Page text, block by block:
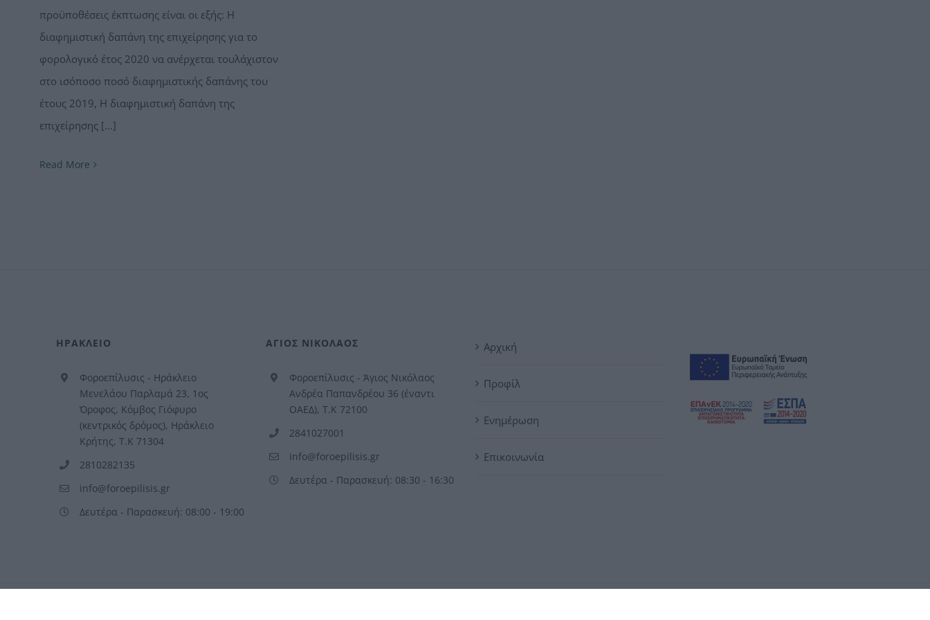
προϋποθέσεις έκπτωσης είναι οι εξής: Η
διαφημιστική δαπάνη της επιχείρησης για το
φορολογικό έτος 2020 να ανέρχεται τουλάχιστον
στο ισόποσο ποσό διαφημιστικής δαπάνης του
έτους 2019, Η διαφημιστική δαπάνη της
επιχείρησης [...]
Read More
ΗΡΑΚΛΕΙΟ
Φοροεπίλυσις - Ηράκλειο
Μενελάου Παρλαμά 23, 1ος
Όροφος, Κόμβος Γιόφυρο
(κεντρικός δρόμος), Ηράκλειο
Κρήτης, Τ.Κ 71304
2810282135
info@foroepilisis.gr
Δευτέρα - Παρασκευή: 08:00 - 19:00
ΑΓΙΟΣ ΝΙΚΟΛΑΟΣ
Φοροεπίλυσις - Άγιος Νικόλαος
Ανδρέα Παπανδρέου 36 (έναντι
ΟΑΕΔ), Τ.Κ 72100
2841027001
info@foroepilisis.gr
Δευτέρα - Παρασκευή: 08:30 - 16:30
Αρχική
Προφίλ
Ενημέρωση
Επικοινωνία